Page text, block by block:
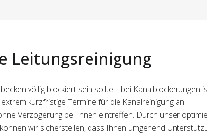
Leitungsreinigung
völlig blockiert sein sollte – bei Kanalblockerungen
kurzfristige Termine für die Kanalreinigung an.
Verzögerung bei Ihnen eintreffen. Durch unser
wir sicherstellen, dass Ihnen umgehend